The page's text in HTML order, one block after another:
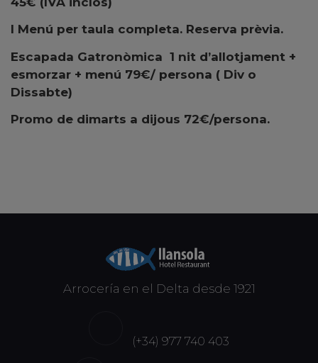
I Menú per taula completa. Reserva prèvia.
Escapada Gatronòmica 1 nit d’allotjament +
esmorzar + menú 79€/ persona ( Div o
Dissabte)
Promo de dimarts a dijous 72€/persona.
Arrocería en el Delta desde 1921
(+34) 977 740 403